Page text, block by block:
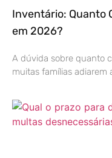
Inventário: Quanto
em 2026?
A dúvida sobre quanto
muitas famílias adiarem